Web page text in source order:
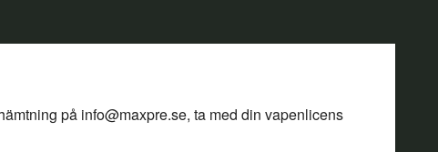
på info@maxpre.se, ta med din vapenlicens